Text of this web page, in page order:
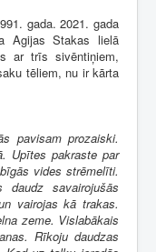
gada. 2021. gada
Agijas Stakas lielā
ar trīs sivēntiņiem,
tēliem, nu ir kārta
pavisam prozaiski.
Upītes pakraste par
vides strēmelīti.
savairojušās
vairojas kā trakas.
zeme. Vislabākais
Rīkoju daudzas